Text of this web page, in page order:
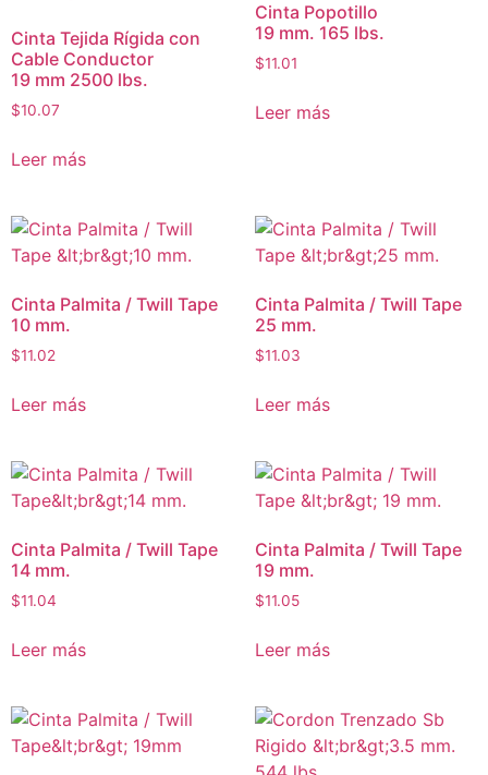
Cinta Tejida Rígida con
Cable Conductor
19 mm 2500 lbs.
$10.07
Leer más
Cinta Popotillo
19 mm. 165 lbs.
$11.01
Leer más
Cinta Palmita / Twill Tape
10 mm.
$11.02
Leer más
Cinta Palmita / Twill Tape
25 mm.
$11.03
Leer más
Cinta Palmita / Twill Tape
14 mm.
$11.04
Leer más
Cinta Palmita / Twill Tape
19 mm.
$11.05
Leer más